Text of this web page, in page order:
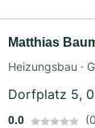
Matthias
Heizungsbau ·
Dorfplatz 5,
0.0